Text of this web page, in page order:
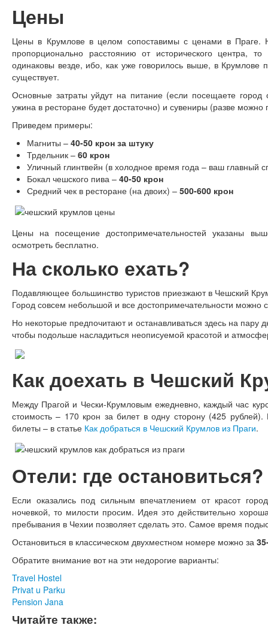
Цены
Цены в Крумлове в целом сопоставимы с ценами в Праге.
пропорционально расстоянию от исторического центра,
одинаковы везде, ибо, как уже говорилось выше, в Крумлове
существует.
Основные затраты уйдут на питание (если посещаете
ужина в ресторане будет достаточно) и сувениры (разве можно
Приведем примеры:
Магниты – 40-50 крон за штуку
Трдельник – 60 крон
Уличный глинтвейн (в холодное время года – ваш главный
Бокал чешского пива – 40-50 крон
Средний чек в ресторане (на двоих) – 500-600 крон
Цены на посещение достопримечательностей указаны
осмотреть бесплатно.
На сколько ехать?
Подавляющее большинство туристов приезжают в Чешский
Город совсем небольшой и все достопримечательности можно
Но некоторые предпочитают и останавливаться здесь на пару
чтобы подольше насладиться неописуемой красотой и
Как доехать в Чешский
Между Прагой и Чески-Крумловым ежедневно, каждый час
стоимость – 170 крон за билет в одну сторону (425
билеты – в статье Как добраться в Чешский Крумлов из Праги.
Отели: где остановиться?
Если оказались под сильным впечатлением от красот
ночевкой, то милости просим. Идея это действительно
пребывания в Чехии позволяет сделать это. Самое время
Остановиться в классическом двухместном номере можно за
Обратите внимание вот на эти недорогие варианты:
Travel Hostel
Privat u Parku
Pension Jana
Читайте также: